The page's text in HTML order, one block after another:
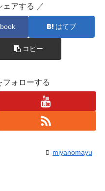
ェアする ／
はてブ
コピー
フォローする
miyanomayu